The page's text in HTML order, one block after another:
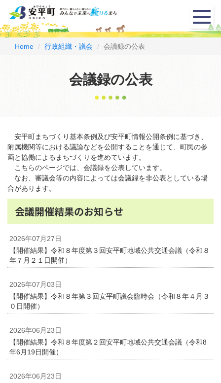
メ
ニ
ュ
Home 行政組織・議会 会議録の公表
会議録の公表
安平町まちづくり基本条例及び安平町情報公開条例に基づき、
附属機関等における議論などを公開することを通じて、町民の参
画と協働によるまちづくりを進めています。
こちらのページでは、会議録を公表しています。
なお、審議会等の内容によっては会議録を非公表としている場
合があります。
会議開催結果のお知らせ
2026年07月27日
【開催結果】令和８年度第３回安平町地域公共交通会議（令和８
年７月２１日開催）
2026年07月03日
【開催結果】令和８年第３回安平町議会臨時会（令和８年４月３
０日開催）
2026年06月23日
【開催結果】令和８年度第２回安平町地域公共交通会議（令和8
年6月19日開催）
2026年06月23日